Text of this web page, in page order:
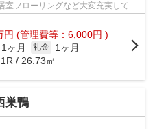
室フローリングなど大変充実してお
円 (管理費等：6,000円 )
1ヶ月 礼金
1ヶ月
/ 26.73㎡
巣鴨